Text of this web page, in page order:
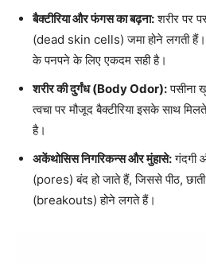
बैक्टीरिया और फंगस का बढ़ना:शरीर पर
(dead skin cells) जमा होने लगती हैं।
के पनपने के लिए एकदम सही है।
शरीर की दुर्गंध (Body Odor):पसीना
त्वचा पर मौजूद बैक्टीरिया इसके साथ
है।
अकेंथोसिस निगरिकन्स और मुंहासे:गंदगी
(pores) बंद हो जाते हैं, जिससे पीठ,
(breakouts) होने लगते हैं।